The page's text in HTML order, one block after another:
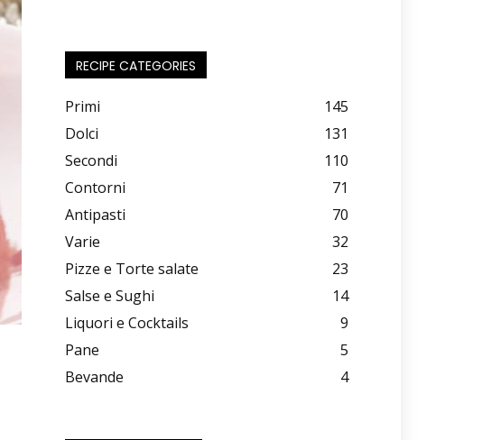
RECIPE CATEGORIES
Primi
145
Dolci
131
Secondi
110
Contorni
71
Antipasti
70
Varie
32
Pizze e Torte salate
23
Salse e Sughi
14
Liquori e Cocktails
9
Pane
5
Bevande
4